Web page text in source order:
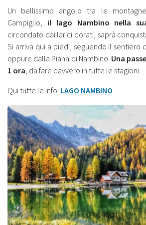
Un bellissimo angolo tra le
Campiglio, il lago Nambino nella
circondato dai larici dorati, saprà
Si arriva qui a piedi, seguendo il sentiero
oppure dalla Piana di Nambino. Una
1 ora, da fare davvero in tutte le stagioni.
Qui tutte le info: LAGO NAMBINO